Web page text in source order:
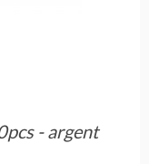
- argent